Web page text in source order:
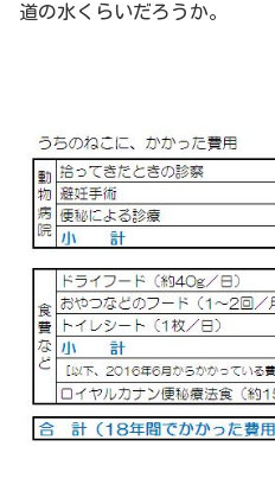
道の水くらいだろうか。